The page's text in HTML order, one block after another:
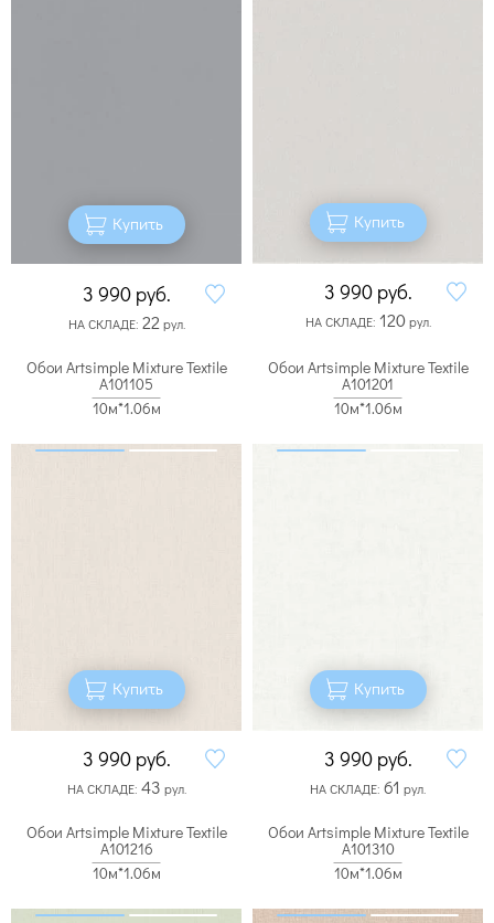
Купить
3 990 руб.
НА СКЛАДЕ: 22рул.
Купить
3 990 руб.
НА СКЛАДЕ: 120рул.
Обои Artsimple Mixture Textile
A101105
10м*1.06м
Купить
3 990 руб.
НА СКЛАДЕ: 43 рул.
Обои Artsimple Mixture Textile
A101201
10м*1.06м
Купить
3 990 руб.
НА СКЛАДЕ: 61 рул.
Обои Artsimple Mixture Textile
A101216
10м*1.06м
Обои Artsimple Mixture Textile
A101310
10м*1.06м